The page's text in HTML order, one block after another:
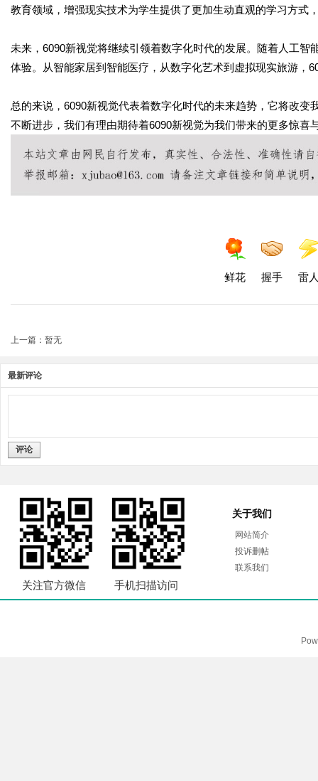
教育领域，增强现实技术为学生提供了更加生动直观的学习方式
未来，6090新视觉将继续引领着数字化时代的发展。随着人工
体验。从智能家居到智能医疗，从数字化艺术到虚拟现实旅游，
总的来说，6090新视觉代表着数字化时代的未来趋势，它将改
不断进步，我们有理由期待着6090新视觉为我们带来的更多惊喜
鲜花 握手 雷
上一篇：暂无
最新评论
评论
关注官方微信 手机扫描访问
关于我们
网站简介
投诉删帖
联系我们